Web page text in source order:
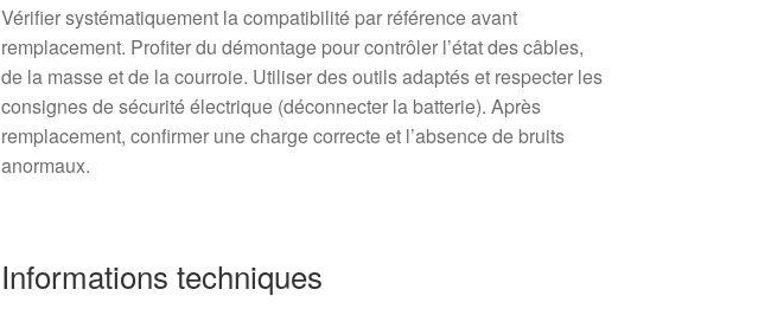
Vérifier systématiquement la compatibilité par référence avant
remplacement. Profiter du démontage pour contrôler l’état des câbles,
de la masse et de la courroie. Utiliser des outils adaptés et respecter les
consignes de sécurité électrique (déconnecter la batterie). Après
remplacement, confirmer une charge correcte et l’absence de bruits
anormaux.
Informations techniques